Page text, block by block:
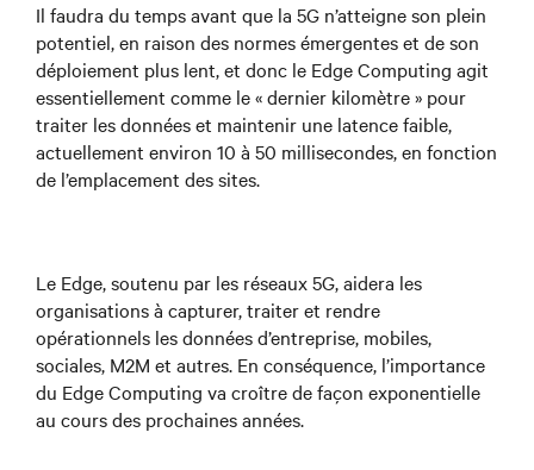
Il faudra du temps avant que la 5G n’atteigne son plein
potentiel, en raison des normes émergentes et de son
déploiement plus lent, et donc le Edge Computing agit
essentiellement comme le « dernier kilomètre » pour
traiter les données et maintenir une latence faible,
actuellement environ 10 à 50 millisecondes, en fonction
de l’emplacement des sites.
Le Edge, soutenu par les réseaux 5G, aidera les
organisations à capturer, traiter et rendre
opérationnels les données d’entreprise, mobiles,
sociales, M2M et autres. En conséquence, l’importance
du Edge Computing va croître de façon exponentielle
au cours des prochaines années.